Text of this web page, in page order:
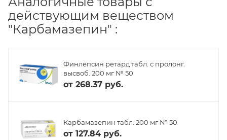
действующим веществом
"Карбамазепин" :
Финлепсин ретард табл. с пролонг.
высвоб. 200 мг № 50
от 268.37 руб.
Карбамазепин табл. 200 мг № 50
от 127.84 руб.